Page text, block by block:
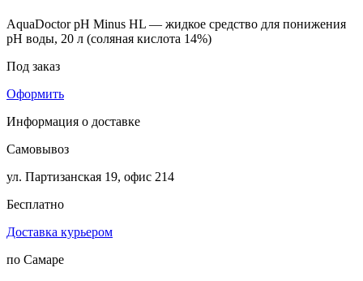
AquaDoctor pH Minus HL — жидкое средство для понижения
pH воды, 20 л (соляная кислота 14%)
Под заказ
Оформить
Информация о доставке
Самовывоз
ул. Партизанская 19, офис 214
Бесплатно
Доставка курьером
по Самаре